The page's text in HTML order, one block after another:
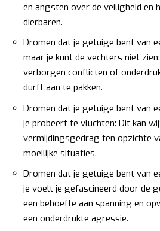
en angsten over de veiligheid en
dierbaren.
Dromen dat je getuige bent van
maar je kunt de vechters niet
verborgen conflicten of
durft aan te pakken.
Dromen dat je getuige bent van
je probeert te vluchten: Dit kan
vermijdingsgedrag ten opzichte
moeilijke situaties.
Dromen dat je getuige bent van
je voelt je gefascineerd door de
een behoefte aan spanning en
een onderdrukte agressie.